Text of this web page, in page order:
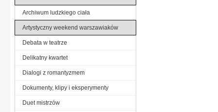
Archiwum ludzkiego ciała
Artystyczny weekend warszawiaków
Debata w teatrze
Delikatny kwartet
Dialogi z romantyzmem
Dokumenty, klipy i eksperymenty
Duet mistrzów